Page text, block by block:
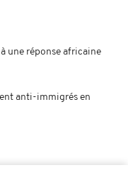
une réponse africaine
anti-immigrés en